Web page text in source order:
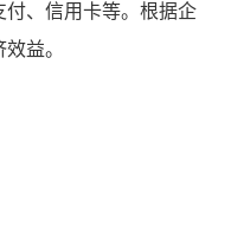
、信用卡等。根据企
益。